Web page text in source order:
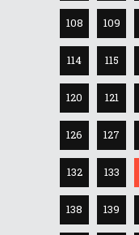
108 109
114 115
120 121
126 127
132 133
138 139